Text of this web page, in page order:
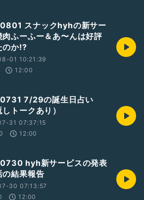
スナックhyhの新サー
肉ふーふー＆あ〜んは好評
のか!?
01 10:21:39
12:00
7/29の誕生日占い
しトークあり）
31 07:37:15
12:00
hyh新サービスの発表
の結果報告
30 07:13:57
12:00